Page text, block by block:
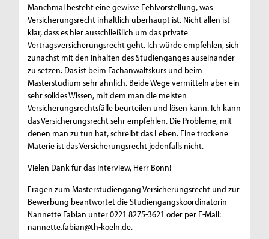
Manchmal besteht eine gewisse Fehlvorstellung, was
Versicherungsrecht inhaltlich überhaupt ist. Nicht allen ist
klar, dass es hier ausschließlich um das private
Vertragsversicherungsrecht geht. Ich würde empfehlen, sich
zunächst mit den Inhalten des Studienganges auseinander
zu setzen. Das ist beim Fachanwaltskurs und beim
Masterstudium sehr ähnlich. Beide Wege vermitteln aber ein
sehr solides Wissen, mit dem man die meisten
Versicherungsrechtsfälle beurteilen und lösen kann. Ich kann
das Versicherungsrecht sehr empfehlen. Die Probleme, mit
denen man zu tun hat, schreibt das Leben. Eine trockene
Materie ist das Versicherungsrecht jedenfalls nicht.
Vielen Dank für das Interview, Herr Bonn!
Fragen zum Masterstudiengang Versicherungsrecht und zur
Bewerbung beantwortet die Studiengangskoordinatorin
Nannette Fabian unter 0221 8275-3621 oder per E-Mail:
nannette.fabian@th-koeln.de.